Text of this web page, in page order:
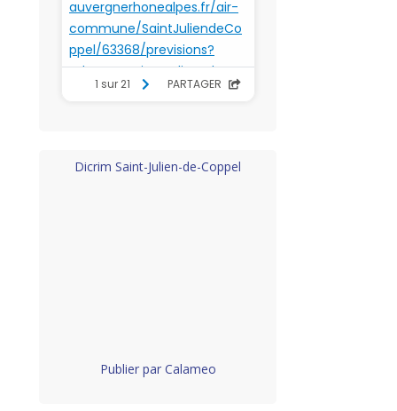
Dicrim Saint-Julien-de-Coppel
Publier par Calameo